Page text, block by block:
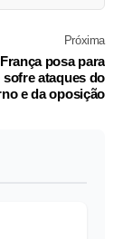
Próxima
posa para
sofre ataques do
e da oposição